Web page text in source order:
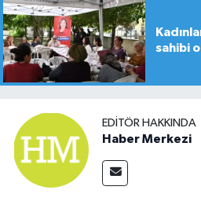
sahibi
EDITÖR HAKKINDA
Haber Merkezi